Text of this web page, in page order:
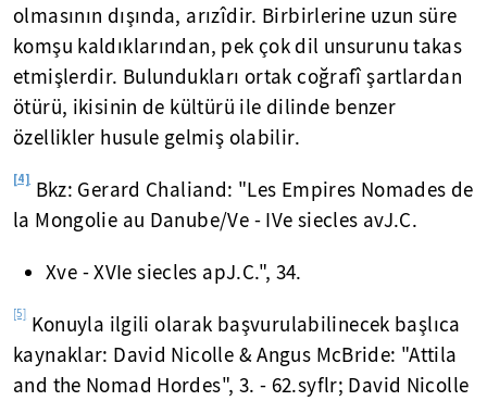
olmasının dışında, arızîdir. Birbirlerine uzun süre
komşu kaldıklarından, pek çok dil unsurunu takas
etmişlerdir. Bulundukları ortak coğrafî şartlardan
ötürü, ikisinin de kültürü ile dilinde benzer
özellikler husule gelmiş olabilir.
[4] Bkz: Gerard Chaliand: "Les Empires Nomades de
la Mongolie au Danube/Ve - IVe siecles avJ.C.
Xve - XVIe siecles apJ.C.", 34.
[5] Konuyla ilgili olarak başvurulabilinecek başlıca
kaynaklar: David Nicolle & Angus McBride: "Attila
and the Nomad Hordes", 3. - 62.syflr; David Nicolle